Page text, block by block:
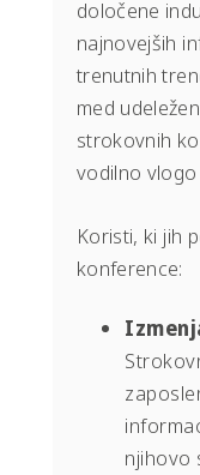
določene
najnovejših
trenutnih
med
strokovnih
vodilno
Koristi, ki jih
konference:
njihovo